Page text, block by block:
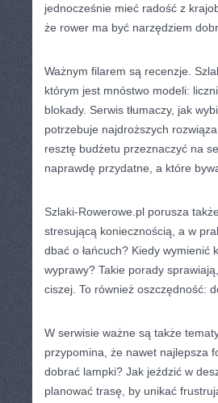
jednocześnie mieć radość z
że rower ma być narzędziem
Ważnym filarem są recenzje.
którym jest mnóstwo modeli:
blokady. Serwis tłumaczy, jak
potrzebuje najdroższych
resztę budżetu przeznaczyć na
naprawdę przydatne, a które
Szlaki-Rowerowe.pl porusza
stresującą koniecznością, a w
dbać o łańcuch? Kiedy wymienić
wyprawy? Takie porady
ciszej. To również oszczędność:
W serwisie ważne są także
przypomina, że nawet najlepsza
dobrać lampki? Jak jeździć w
planować trasę, by unikać